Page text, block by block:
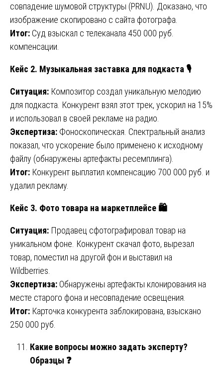
совпадение шумовой структуры (PRNU). Доказано, что
изображение скопировано с сайта фотографа.
Итог: Суд взыскал с телеканала 450 000 руб.
компенсации.
Кейс 2. Музыкальная заставка для подкаста 🎙
Ситуация: Композитор создал уникальную мелодию
для подкаста. Конкурент взял этот трек, ускорил на 15%
и использовал в своей рекламе на радио.
Экспертиза: Фоноскопическая. Спектральный анализ
показал, что ускорение было применено к исходному
файлу (обнаружены артефакты ресемплинга).
Итог: Конкурент выплатил компенсацию 700 000 руб. и
удалил рекламу.
Кейс 3. Фото товара на маркетплейсе 🛍
Ситуация: Продавец сфотографировал товар на
уникальном фоне. Конкурент скачал фото, вырезал
товар, поместил на другой фон и выставил на
Wildberries.
Экспертиза: Обнаружены артефакты клонирования на
месте старого фона и несовпадение освещения.
Итог: Карточка конкурента заблокирована, взыскано
250 000 руб.
Какие вопросы можно задать эксперту?
Образцы ❓